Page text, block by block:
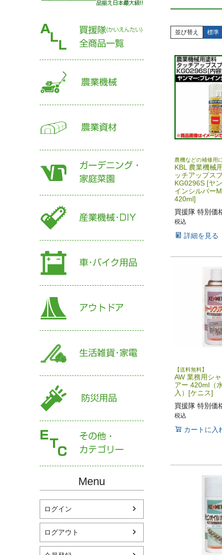
Menu
ログイン
ログアウト
並び替え 標準
農機などの補修用
KBL 農業機械
ッチアップス
KG0296S [ヤ
インシルバー
420ml]
買援隊 特別価
税込
詳細を見る
【送料無料】
AW 業務用シ
アー 420ml（
入）[ケニス]
買援隊 特別価
税込
カートに入